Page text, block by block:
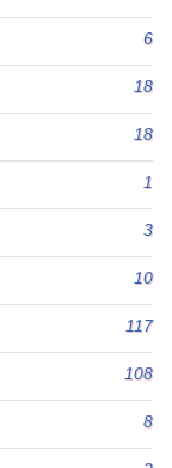
6
18
18
1
3
10
117
108
8